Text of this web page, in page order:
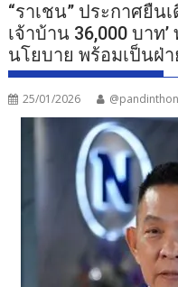
“ราเชน” ประกาศยืน
เจ้าบ้าน 36,000 บาท
นโยบาย พร้อมเป็นฝ่
25/01/2026